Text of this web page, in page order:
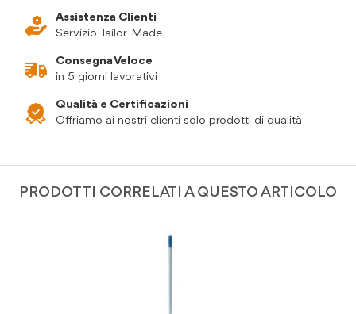
Assistenza Clienti
Servizio Tailor-Made
Consegna Veloce
in 5 giorni lavorativi
Qualità e Certificazioni
Offriamo ai nostri clienti solo prodotti di qualità
PRODOTTI CORRELATI A QUESTO ARTICOLO